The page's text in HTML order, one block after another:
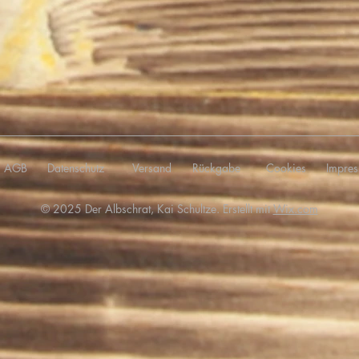
AGB Datenschutz Versand Rückgabe Cookies
© 2025 Der Albschrat, Kai Schultze. Erstellt mitWix.com